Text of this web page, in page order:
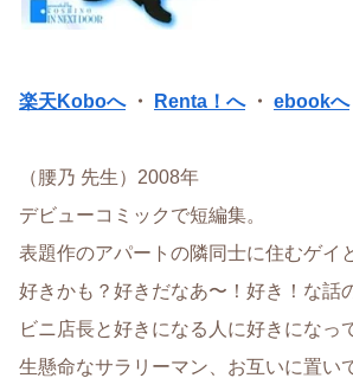
楽天Koboへ・ Renta！へ・ ebookへ
（腰乃 先生）2008年
デビューコミックで短編集。
表題作のアパートの隣同士に住むゲイ
好きかも？好きだなあ〜！好き！な話
ビニ店長と好きになる人に好きになっ
生懸命なサラリーマン、お互いに置い